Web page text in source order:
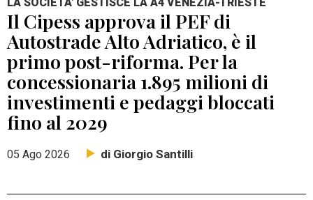
Il Cipess approva il PEF di
Autostrade Alto Adriatico, è il
primo post-riforma. Per la
concessionaria 1.895 milioni di
investimenti e pedaggi bloccati
fino al 2029
05 Ago 2026 di Giorgio Santilli